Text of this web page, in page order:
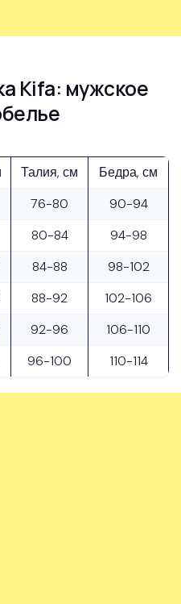
Kifa: мужское
Талия, см
Бедра, см
76-80
90-94
80-84
94-98
84-88
98-102
88-92
102-106
92-96
106-110
96-100 110-114